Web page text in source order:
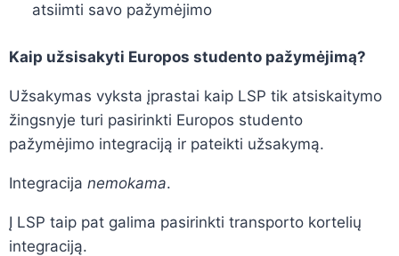
atsiimti savo pažymėjimo
Kaip užsisakyti Europos studento pažymėjimą?
Užsakymas vyksta įprastai kaip LSP tik atsiskaitymo
žingsnyje turi pasirinkti Europos studento
pažymėjimo integraciją ir pateikti užsakymą.
Integracija nemokama.
Į LSP taip pat galima pasirinkti transporto kortelių
integraciją.